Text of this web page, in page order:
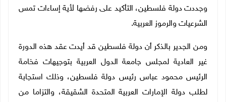
وجددت دولة فلسطين، التأكيد على رفضها لأية إساءات تمس
الشرعيات والرموز العربية.
ومن الجدير بالذكر أن دولة فلسطين قد أيدت عقد هذه الدورة
غير العادية لمجلس جامعة الدول العربية بتوجيهات فخامة
الرئيس محمود عباس رئيس دولة فلسطين، وذلك استجابة
لطلب دولة الإمارات العربية المتحدة الشقيقة، والتزاما من